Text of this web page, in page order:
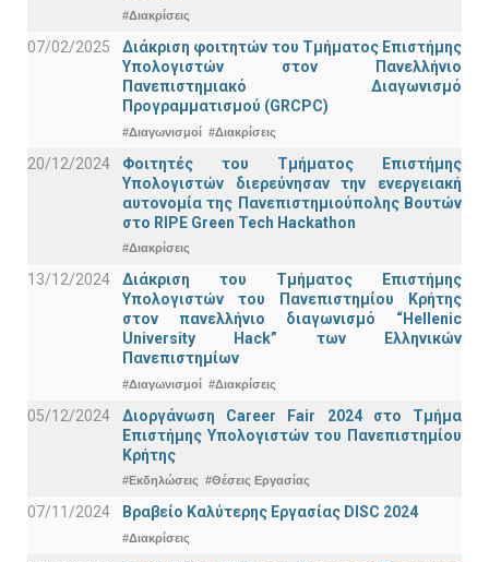
#Διακρίσεις
07/02/2025
Διάκριση φοιτητών του Τμήματος Επιστήμης
Υπολογιστών στον Πανελλήνιο
Πανεπιστημιακό Διαγωνισμό
Προγραμματισμού (GRCPC)
#Διαγωνισμοί #Διακρίσεις
20/12/2024
Φοιτητές του Τμήματος Επιστήμης
Υπολογιστών διερεύνησαν την ενεργειακή
αυτονομία της Πανεπιστημιούπολης Βουτών
στο RIPE Green Tech Hackathon
#Διακρίσεις
13/12/2024
Διάκριση του Τμήματος Επιστήμης
Υπολογιστών του Πανεπιστημίου Κρήτης
στον πανελλήνιο διαγωνισμό “Hellenic
University Hack” των Ελληνικών
Πανεπιστημίων
#Διαγωνισμοί #Διακρίσεις
05/12/2024
Διοργάνωση Career Fair 2024 στο Τμήμα
Επιστήμης Υπολογιστών του Πανεπιστημίου
Κρήτης
#Εκδηλώσεις #Θέσεις Εργασίας
07/11/2024 Βραβείο Καλύτερης Εργασίας DISC 2024
#Διακρίσεις